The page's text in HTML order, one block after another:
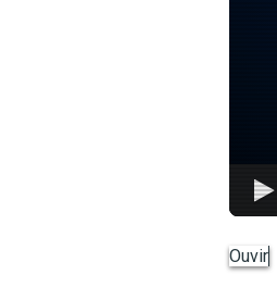
Ouvir